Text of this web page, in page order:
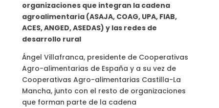
organizaciones que integran la cadena
agroalimentaria (ASAJA, COAG, UPA, FIAB,
ACES, ANGED, ASEDAS) y las redes de
desarrollo rural
Ángel Villafranca, presidente de Cooperativas
Agro-alimentarias de España y a su vez de
Cooperativas Agro-alimentarias Castilla-La
Mancha, junto con el resto de organizaciones
que forman parte de la cadena